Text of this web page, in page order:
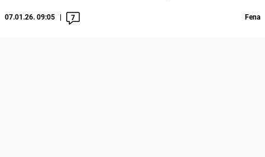
07.01.26. 09:05 7 Fena